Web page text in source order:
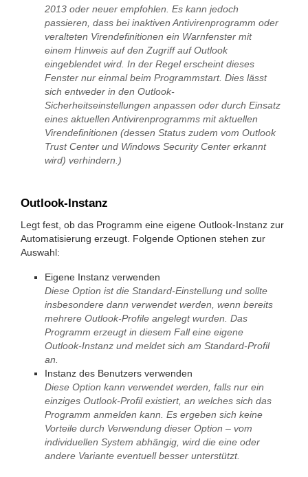
2013 oder neuer empfohlen. Es kann jedoch
passieren, dass bei inaktiven Antivirenprogramm oder
veralteten Virendefinitionen ein Warnfenster mit
einem Hinweis auf den Zugriff auf Outlook
eingeblendet wird. In der Regel erscheint dieses
Fenster nur einmal beim Programmstart. Dies lässt
sich entweder in den Outlook-
Sicherheitseinstellungen anpassen oder durch Einsatz
eines aktuellen Antivirenprogramms mit aktuellen
Virendefinitionen (dessen Status zudem vom Outlook
Trust Center und Windows Security Center erkannt
wird) verhindern.)
Outlook-Instanz
Legt fest, ob das Programm eine eigene Outlook-Instanz zur
Automatisierung erzeugt. Folgende Optionen stehen zur
Auswahl:
Eigene Instanz verwenden
Diese Option ist die Standard-Einstellung und sollte
insbesondere dann verwendet werden, wenn bereits
mehrere Outlook-Profile angelegt wurden. Das
Programm erzeugt in diesem Fall eine eigene
Outlook-Instanz und meldet sich am Standard-Profil
an.
Instanz des Benutzers verwenden
Diese Option kann verwendet werden, falls nur ein
einziges Outlook-Profil existiert, an welches sich das
Programm anmelden kann. Es ergeben sich keine
Vorteile durch Verwendung dieser Option – vom
individuellen System abhängig, wird die eine oder
andere Variante eventuell besser unterstützt.